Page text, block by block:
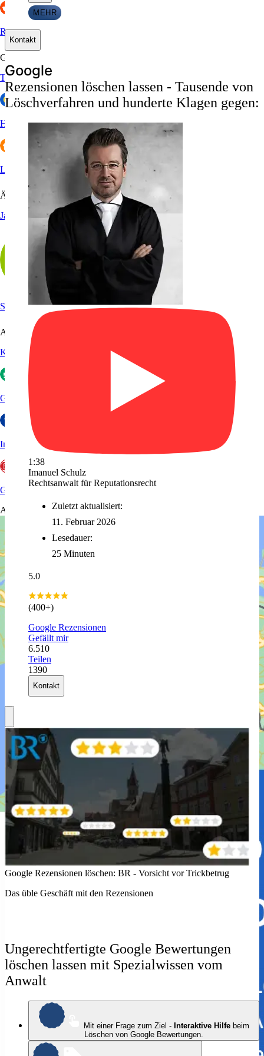
Reddit
Gastronomie & Hotels
Tripadvisor
HolidayCheck
Lieferando
Ärzte
Jameda
Sanego
Arbeitgeberportale
Kununu
Glassdoor
Indeed
GoWork
Aktuelles
MEHR
Kontakt
Google
Rezensionen löschen lassen - Tausende von
Löschverfahren und hunderte Klagen gegen:
1:38
Imanuel Schulz
Rechtsanwalt für Reputationsrecht
Zuletzt aktualisiert:
11. Februar 2026
Lesedauer:
25 Minuten
5.0
(400+)
Google Rezensionen
Gefällt mir
6.510
Teilen
1390
Kontakt
Google Rezensionen löschen: BR - Vorsicht vor Trickbetrug
Das üble Geschäft mit den Rezensionen
Ungerechtfertigte Google Bewertungen
löschen lassen mit Spezialwissen vom
Anwalt
Mit einer Frage zum Ziel - Interaktive Hilfebeim
Löschen von Google Bewertungen.